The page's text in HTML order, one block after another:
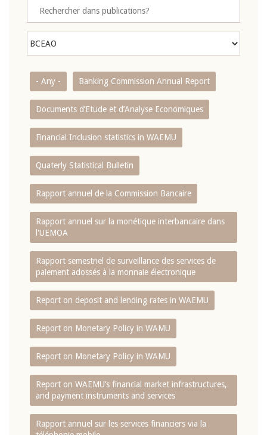
- Any - Banking Commission Annual Report
Documents d’Etude et d’Analyse Economiques
Financial Inclusion statistics in WAEMU
Quaterly Statistical Bulletin
Rapport annuel de la Commission Bancaire
Rapport annuel sur la monétique interbancaire dans
l'UEMOA
Rapport semestriel de surveillance des services de
paiement adossés à la monnaie électronique
Report on deposit and lending rates in WAEMU
Report on Monetary Policy in WAMU
Report on Monetary Policy in WAMU
Report on WAEMU’s financial market infrastructures,
and payment instruments and services
Rapport annuel sur les services financiers via la